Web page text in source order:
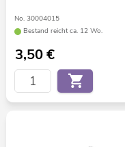
No. 30004015
Bestand reicht ca. 12 Wo.
3,50€